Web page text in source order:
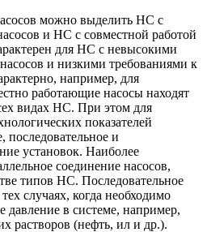
можно выделить НС с
и НС с совместной работой
для НС с невысокими
и низкими требованиями к
например, для
работающие насосы находят
видах НС. При этом для
показателей
последовательное и
установок. Наиболее
соединение насосов,
типов НС. Последовательное
случаях, когда необходимо
давление в системе, например,
растворов (нефть, ил и др.).